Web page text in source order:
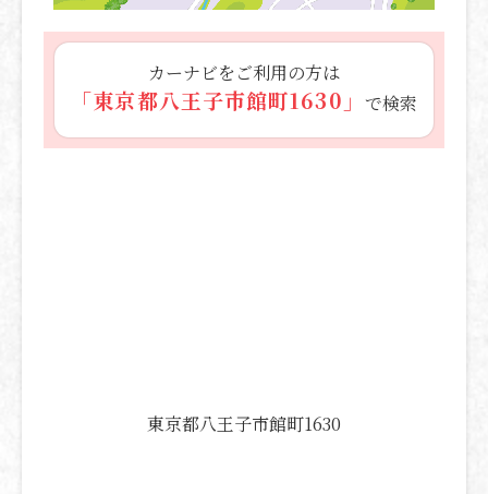
カーナビをご利用の方は
「東京都八王子市館町1630」 で検索
東京都八王子市館町1630